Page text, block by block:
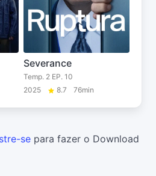
Severance
Temp. 2 EP. 10
2025
8.7 76min
se para fazer o Download